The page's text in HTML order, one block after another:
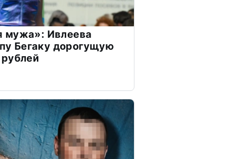
мужа»: Ивлеева
Бегаку дорогущую